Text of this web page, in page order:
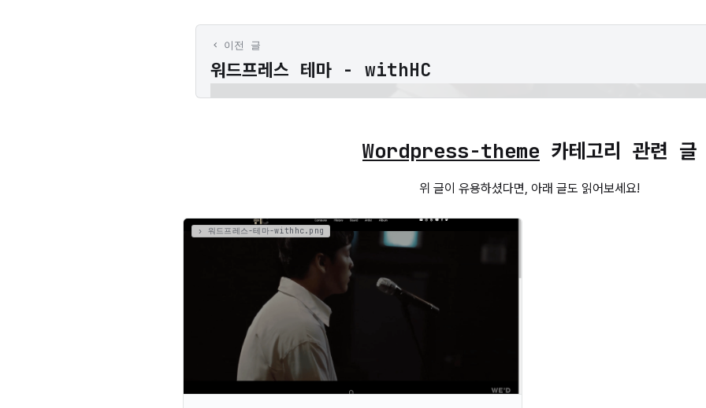
이전 글
워드프레스 테마 - withHC
Wordpress-theme 카테고리 관련 글
위 글이 유용하셨다면, 아래 글도 읽어보세요!